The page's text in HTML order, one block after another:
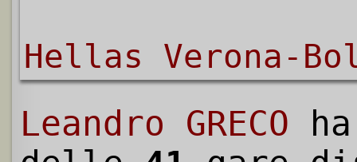
Hellas Verona-
Leandro GRECO